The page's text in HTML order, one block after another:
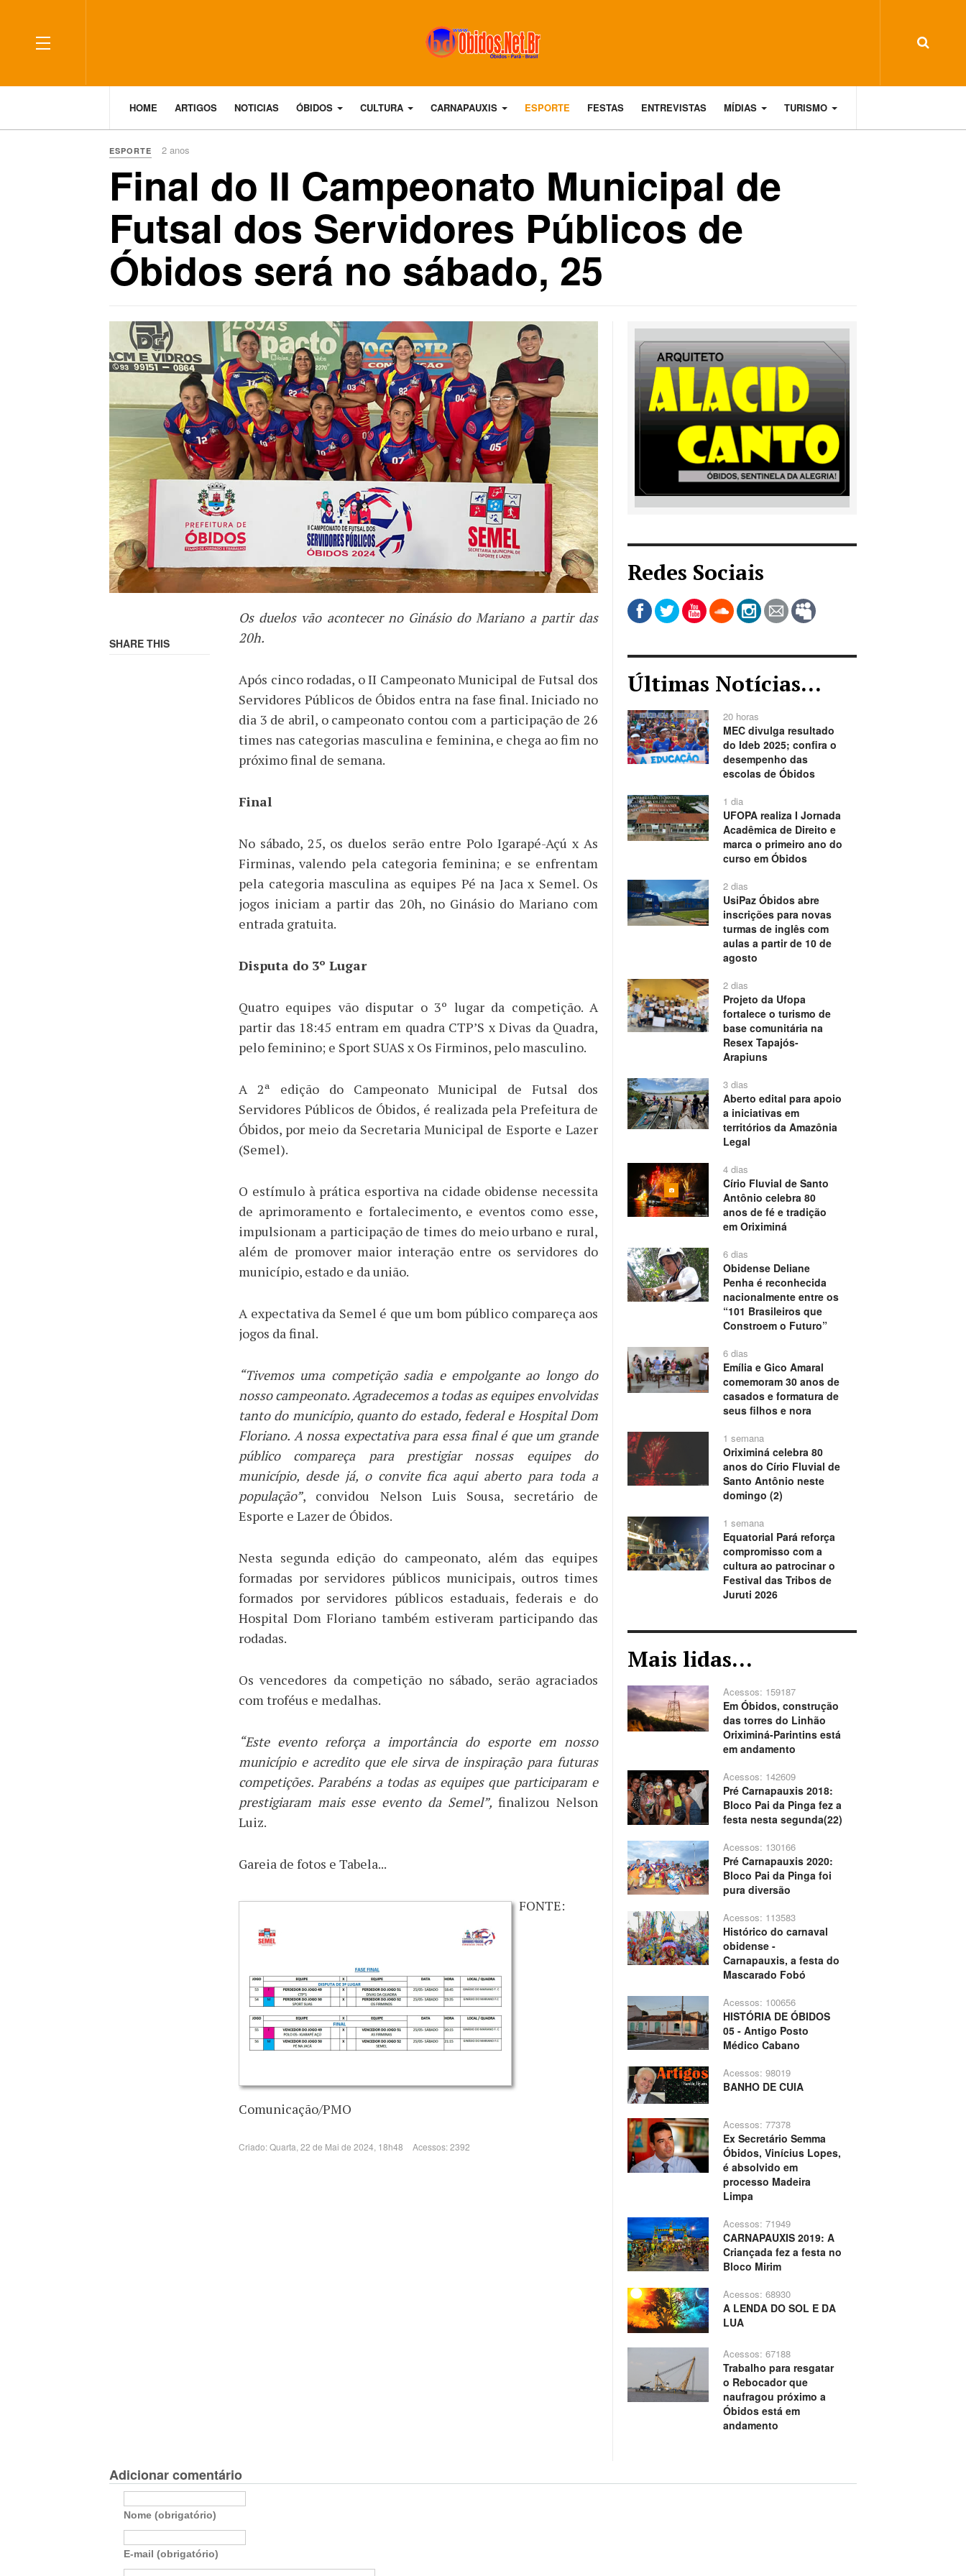
HOME ARTIGOS NOTICIAS ÓBIDOS CULTURA CARNAPAUXIS ESPORTE FESTAS ENTREVISTAS MÍDIAS TURISMO
ESPORTE 2 anos
Final do II Campeonato Municipal de
Futsal dos Servidores Públicos de
Óbidos será no sábado, 25
SHARE THIS
Os duelos vão acontecer no Ginásio do Mariano a partir das
20h.
Após cinco rodadas, o II Campeonato Municipal de Futsal dos
Servidores Públicos de Óbidos entra na fase final. Iniciado no
dia 3 de abril, o campeonato contou com a participação de 26
times nas categorias masculina e feminina, e chega ao fim no
próximo final de semana.
Final
No sábado, 25, os duelos serão entre Polo Igarapé-Açú x As
Firminas, valendo pela categoria feminina; e se enfrentam
pela categoria masculina as equipes Pé na Jaca x Semel. Os
jogos iniciam a partir das 20h, no Ginásio do Mariano com
entrada gratuita.
Disputa do 3º Lugar
Quatro equipes vão disputar o 3º lugar da competição. A
partir das 18:45 entram em quadra CTP’S x Divas da Quadra,
pelo feminino; e Sport SUAS x Os Firminos, pelo masculino.
A 2ª edição do Campeonato Municipal de Futsal dos
Servidores Públicos de Óbidos, é realizada pela Prefeitura de
Óbidos, por meio da Secretaria Municipal de Esporte e Lazer
(Semel).
O estímulo à prática esportiva na cidade obidense necessita
de aprimoramento e fortalecimento, e eventos como esse,
impulsionam a participação de times do meio urbano e rural,
além de promover maior interação entre os servidores do
município, estado e da união.
A expectativa da Semel é que um bom público compareça aos
jogos da final.
“Tivemos uma competição sadia e empolgante ao longo do
nosso campeonato. Agradecemos a todas as equipes envolvidas
tanto do município, quanto do estado, federal e Hospital Dom
Floriano. A nossa expectativa para essa final é que um grande
público compareça para prestigiar nossas equipes do
município, desde já, o convite fica aqui aberto para toda a
população”, convidou Nelson Luis Sousa, secretário de
Esporte e Lazer de Óbidos.
Nesta segunda edição do campeonato, além das equipes
formadas por servidores públicos municipais, outros times
formados por servidores públicos estaduais, federais e do
Hospital Dom Floriano também estiveram participando das
rodadas.
Os vencedores da competição no sábado, serão agraciados
com troféus e medalhas.
“Este evento reforça a importância do esporte em nosso
município e acredito que ele sirva de inspiração para futuras
competições. Parabéns a todas as equipes que participaram e
prestigiaram mais esse evento da Semel”, finalizou Nelson
Luiz.
Gareia de fotos e Tabela...
FONTE:
Comunicação/PMO
Criado: Quarta, 22 de Mai de 2024, 18h48 Acessos: 2392
Redes Sociais
Últimas Notícias...
20 horas
MEC divulga resultado
do Ideb 2025; confira o
desempenho das
escolas de Óbidos
1 dia
UFOPA realiza I Jornada
Acadêmica de Direito e
marca o primeiro ano do
curso em Óbidos
2 dias
UsiPaz Óbidos abre
inscrições para novas
turmas de inglês com
aulas a partir de 10 de
agosto
2 dias
Projeto da Ufopa
fortalece o turismo de
base comunitária na
Resex Tapajós-
Arapiuns
3 dias
Aberto edital para apoio
a iniciativas em
territórios da Amazônia
Legal
4 dias
Círio Fluvial de Santo
Antônio celebra 80
anos de fé e tradição
em Oriximiná
6 dias
Obidense Deliane
Penha é reconhecida
nacionalmente entre os
“101 Brasileiros que
Constroem o Futuro”
6 dias
Emília e Gico Amaral
comemoram 30 anos de
casados e formatura de
seus filhos e nora
1 semana
Oriximiná celebra 80
anos do Círio Fluvial de
Santo Antônio neste
domingo (2)
1 semana
Equatorial Pará reforça
compromisso com a
cultura ao patrocinar o
Festival das Tribos de
Juruti 2026
Mais lidas...
Acessos: 159187
Em Óbidos, construção
das torres do Linhão
Oriximiná-Parintins está
em andamento
Acessos: 142609
Pré Carnapauxis 2018:
Bloco Pai da Pinga fez a
festa nesta segunda(22)
Acessos: 130166
Pré Carnapauxis 2020:
Bloco Pai da Pinga foi
pura diversão
Acessos: 113583
Histórico do carnaval
obidense -
Carnapauxis, a festa do
Mascarado Fobó
Acessos: 100656
HISTÓRIA DE ÓBIDOS
05 - Antigo Posto
Médico Cabano
Acessos: 98019
BANHO DE CUIA
Acessos: 77378
Ex Secretário Semma
Óbidos, Vinícius Lopes,
é absolvido em
processo Madeira
Limpa
Acessos: 71949
CARNAPAUXIS 2019: A
Criançada fez a festa no
Bloco Mirim
Acessos: 68930
A LENDA DO SOL E DA
LUA
Acessos: 67188
Trabalho para resgatar
o Rebocador que
naufragou próximo a
Óbidos está em
andamento
Adicionar comentário
Nome (obrigatório)
E-mail (obrigatório)